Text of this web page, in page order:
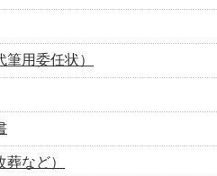
用委任状）
など）